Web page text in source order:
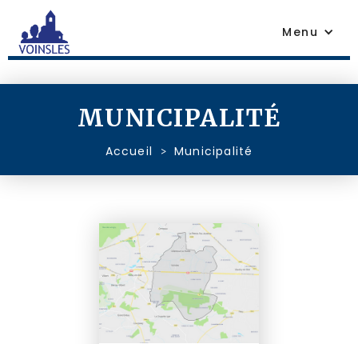
Menu
MUNICIPALITÉ
Accueil > Municipalité